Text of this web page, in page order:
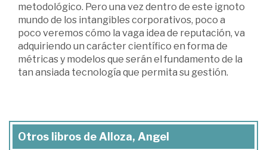
metodológico. Pero una vez dentro de este ignoto
mundo de los intangibles corporativos, poco a
poco veremos cómo la vaga idea de reputación, va
adquiriendo un carácter científico en forma de
métricas y modelos que serán el fundamento de la
tan ansiada tecnología que permita su gestión.
Otros libros de Alloza, Angel